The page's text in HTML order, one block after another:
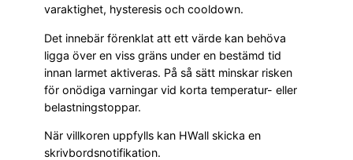
varaktighet, hysteresis och cooldown.
Det innebär förenklat att ett värde kan behöva
ligga över en viss gräns under en bestämd tid
innan larmet aktiveras. På så sätt minskar risken
för onödiga varningar vid korta temperatur- eller
belastningstoppar.
När villkoren uppfylls kan HWall skicka en
skrivbordsnotifikation.